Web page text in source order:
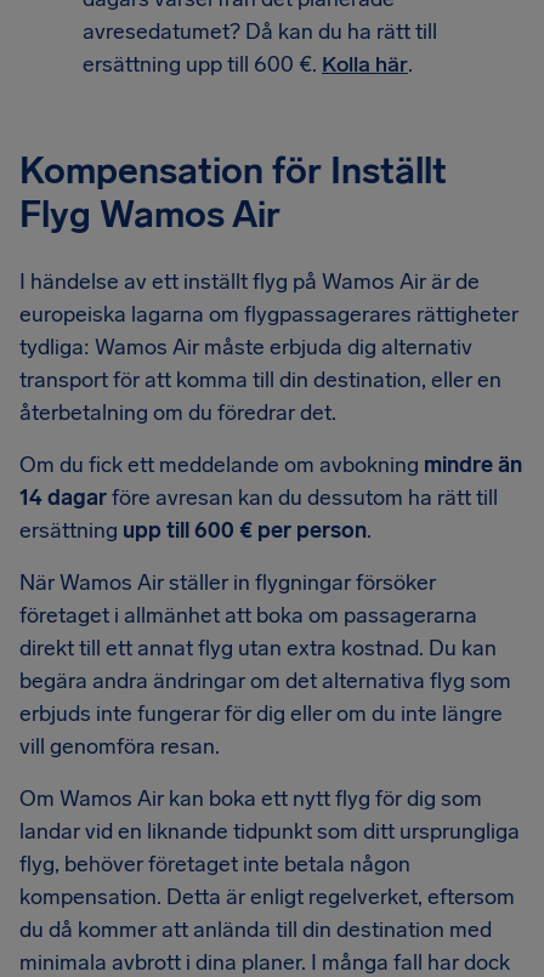
avresedatumet? Då kan du ha rätt till
ersättning upp till 600 €. Kolla här.
Kompensation för Inställt
Flyg Wamos Air
I händelse av ett inställt flyg på Wamos Air är de
europeiska lagarna om flygpassagerares rättigheter
tydliga: Wamos Air måste erbjuda dig alternativ
transport för att komma till din destination, eller en
återbetalning om du föredrar det.
Om du fick ett meddelande om avbokning mindre än
14 dagarföre avresan kan du dessutom ha rätt till
ersättning upp till 600 € per person.
När Wamos Air ställer in flygningar försöker
företaget i allmänhet att boka om passagerarna
direkt till ett annat flyg utan extra kostnad. Du kan
begära andra ändringar om det alternativa flyg som
erbjuds inte fungerar för dig eller om du inte längre
vill genomföra resan.
Om Wamos Air kan boka ett nytt flyg för dig som
landar vid en liknande tidpunkt som ditt ursprungliga
flyg, behöver företaget inte betala någon
kompensation. Detta är enligt regelverket, eftersom
du då kommer att anlända till din destination med
minimala avbrott i dina planer. I många fall har dock